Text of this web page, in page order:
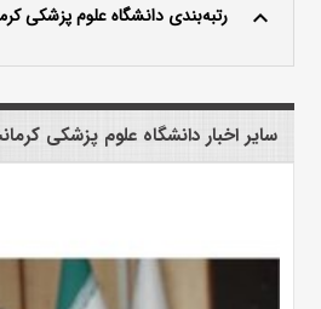
keyboard_arrow_up رتبه‌بندی دانشگاه علوم پزشکی
سایر اخبار دانشگاه علوم پزشکی